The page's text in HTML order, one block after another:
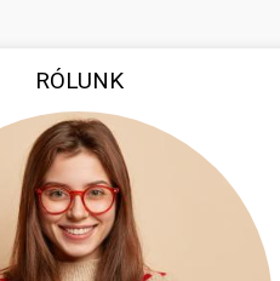
RÓLUNK